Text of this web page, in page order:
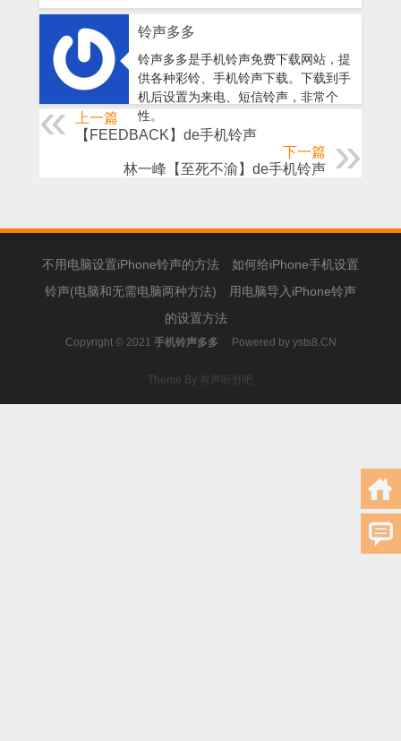
铃声多多
铃声多多是手机铃声免费下载网站，提
供各种彩铃、手机铃声下载。下载到手
机后设置为来电、短信铃声，非常个
性。
上一篇
【FEEDBACK】de手机铃声
下一篇
林一峰【至死不渝】de手机铃声
不用电脑设置iPhone铃声的方法
如何给iPhone手机设置
铃声(电脑和无需电脑两种方法)
用电脑导入iPhone铃声
的设置方法
Copyright © 2021 手机铃声多多 Powered by ysts8.CN
Theme By 有声听舒吧